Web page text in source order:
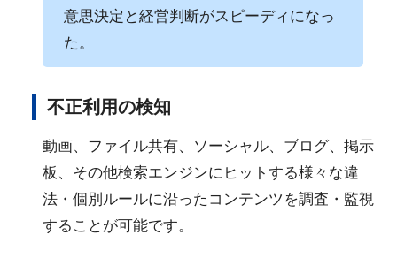
意思決定と経営判断がスピーディになっ
た。
不正利用の検知
動画、ファイル共有、ソーシャル、ブログ、掲示
板、その他検索エンジンにヒットする様々な違
法・個別ルールに沿ったコンテンツを調査・監視
することが可能です。